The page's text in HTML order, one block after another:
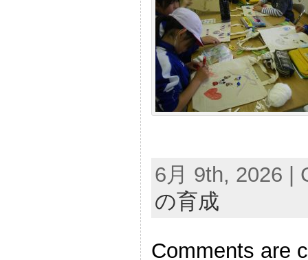
6月 9th, 2026 |
の育成
Comments are